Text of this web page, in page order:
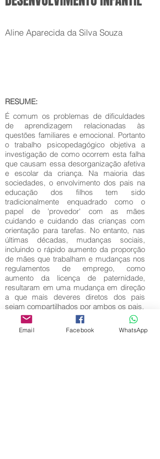
Aline Aparecida da Silva Souza
RESUME:
É comum os problemas de dificuldades
de aprendizagem relacionadas às
questões familiares e emocional. Portanto
o trabalho psicopedagógico objetiva a
investigação de como ocorrem esta falha
que causam essa desorganização afetiva
e escolar da criança. Na maioria das
sociedades, o envolvimento dos pais na
educação dos filhos tem sido
tradicionalmente enquadrado como o
papel de 'provedor' com as mães
cuidando e cuidando das crianças com
orientação para tarefas. No entanto, nas
últimas décadas, mudanças sociais,
incluindo o rápido aumento da proporção
de mães que trabalham e mudanças nos
regulamentos de emprego, como
aumento da licença de paternidade,
resultaram em uma mudança em direção
a que mais deveres diretos dos pais
sejam compartilhados por ambos os pais.
Key words:
Email Facebook WhatsApp